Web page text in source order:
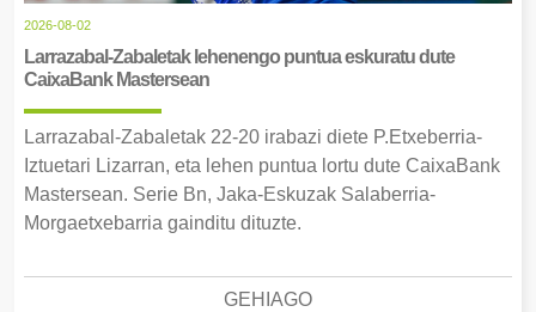
2026-08-02
Larrazabal-Zabaletak lehenengo puntua eskuratu dute
CaixaBank Mastersean
Larrazabal-Zabaletak 22-20 irabazi diete P.Etxeberria-
Iztuetari Lizarran, eta lehen puntua lortu dute CaixaBank
Mastersean. Serie Bn, Jaka-Eskuzak Salaberria-
Morgaetxebarria gainditu dituzte.
GEHIAGO